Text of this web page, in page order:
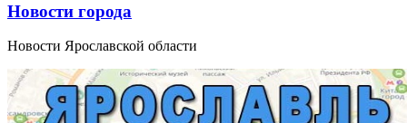
Новости города
Новости Ярославской области